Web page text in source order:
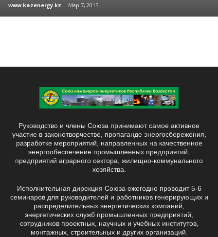
www.kazenergy.kz - Мар 7, 2015
Руководство и члены Союза принимают самое активное
участие в законотворчестве, пропаганде энергосбережения,
разработке мероприятий, направленных на качественное
энергообеспечение промышленных предприятий,
предприятий аграрного сектора, жилищно-коммунального
хозяйства.
Исполнительная дирекция Союза ежегодно проводит 5-6
семинаров для руководителей и работников генерирующих и
распределительных энергетических компаний,
энергетических служб промышленных предприятий,
сотрудников проектных, научных и учебных институтов,
монтажных, строительных и других организаций.